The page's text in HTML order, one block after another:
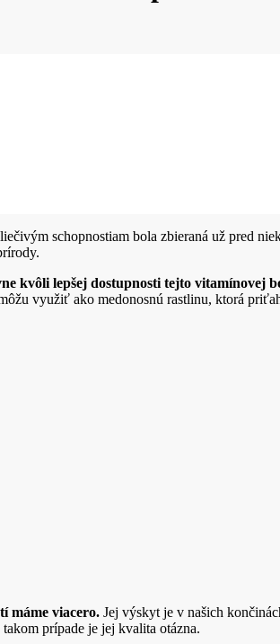
schopnostiam bola zbieraná už pred
kvôli lepšej dostupnosti tejto vitamínovej
využiť ako medonosnú rastlinu, ktorá
máme viacero. Jej výskyt je v našich
prípade je jej kvalita otázna.